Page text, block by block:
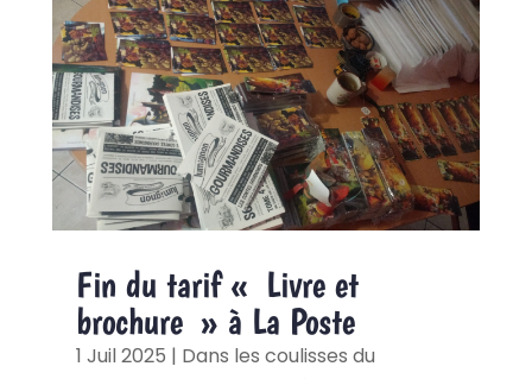
Fin du tarif « Livre et
brochure » à La Poste
1 Juil 2025 | Dans les coulisses du